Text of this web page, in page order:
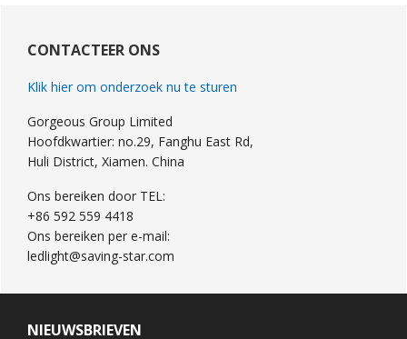
Sidebar
CONTACTEER ONS
Klik hier om onderzoek nu te sturen
Gorgeous Group Limited
Hoofdkwartier: no.29, Fanghu East Rd,
Huli District, Xiamen. China
Ons bereiken door TEL:
+86 592 559 4418
Ons bereiken per e-mail:
ledlight@saving-star.com
NIEUWSBRIEVEN